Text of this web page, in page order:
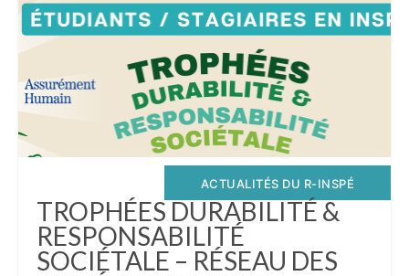
ACTUALITÉS DU R-INSPÉ
TROPHÉES DURABILITÉ &
RESPONSABILITÉ
SOCIÉTALE – RÉSEAU DES